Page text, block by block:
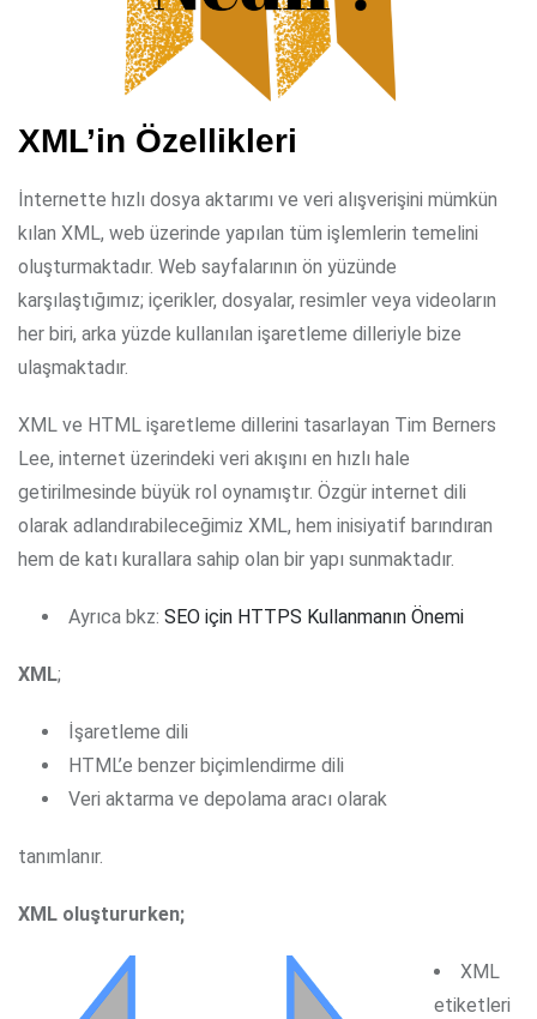
XML’in Özellikleri
İnternette hızlı dosya aktarımı ve veri alışverişini mümkün
kılan XML, web üzerinde yapılan tüm işlemlerin temelini
oluşturmaktadır. Web sayfalarının ön yüzünde
karşılaştığımız; içerikler, dosyalar, resimler veya videoların
her biri, arka yüzde kullanılan işaretleme dilleriyle bize
ulaşmaktadır.
XML ve HTML işaretleme dillerini tasarlayan Tim Berners
Lee, internet üzerindeki veri akışını en hızlı hale
getirilmesinde büyük rol oynamıştır. Özgür internet dili
olarak adlandırabileceğimiz XML, hem inisiyatif barındıran
hem de katı kurallara sahip olan bir yapı sunmaktadır.
Ayrıca bkz: SEO için HTTPS Kullanmanın Önemi
XML;
İşaretleme dili
HTML’e benzer biçimlendirme dili
Veri aktarma ve depolama aracı olarak
tanımlanır.
XML oluştururken;
XML
etiketleri